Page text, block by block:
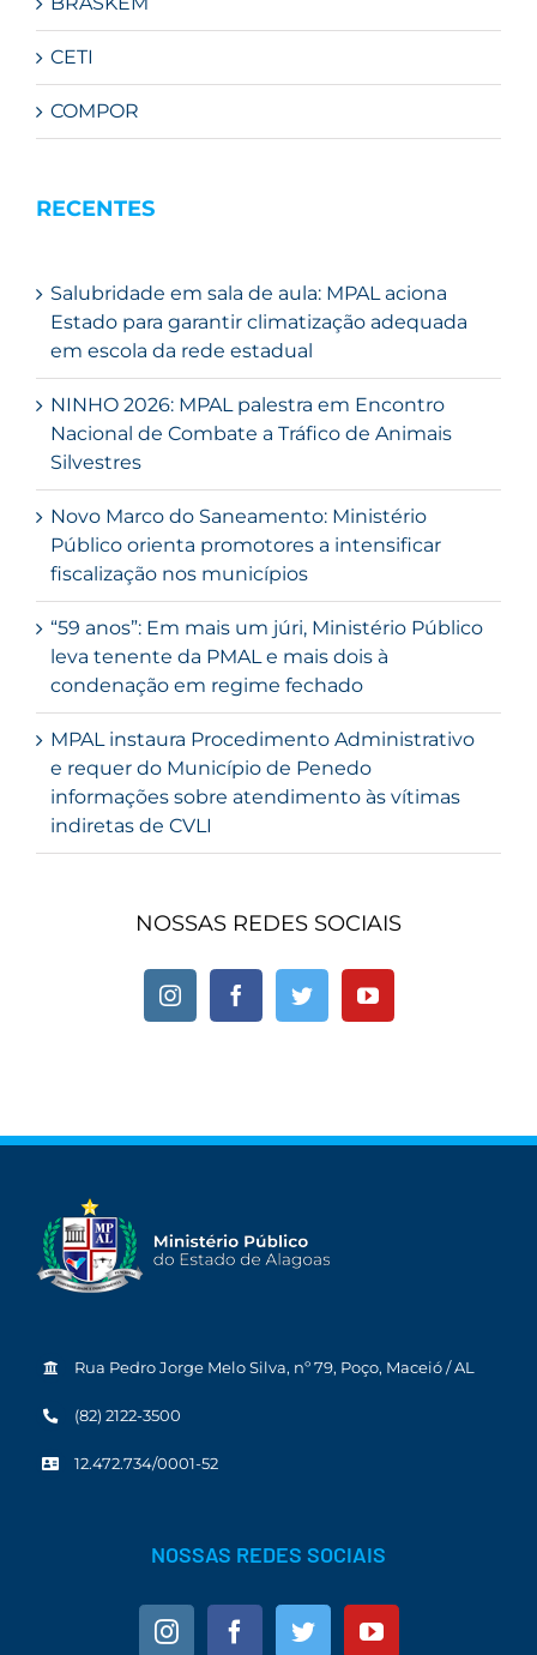
CETI
COMPOR
RECENTES
Salubridade em sala de aula: MPAL aciona
Estado para garantir climatização adequada
em escola da rede estadual
NINHO 2026: MPAL palestra em Encontro
Nacional de Combate a Tráfico de Animais
Silvestres
Novo Marco do Saneamento: Ministério
Público orienta promotores a intensificar
fiscalização nos municípios
“59 anos”: Em mais um júri, Ministério Público
leva tenente da PMAL e mais dois à
condenação em regime fechado
MPAL instaura Procedimento Administrativo
e requer do Município de Penedo
informações sobre atendimento às vítimas
indiretas de CVLI
NOSSAS REDES SOCIAIS
Rua Pedro Jorge Melo Silva, nº 79, Poço, Maceió / AL
(82) 2122-3500
12.472.734/0001-52
NOSSAS REDES SOCIAIS